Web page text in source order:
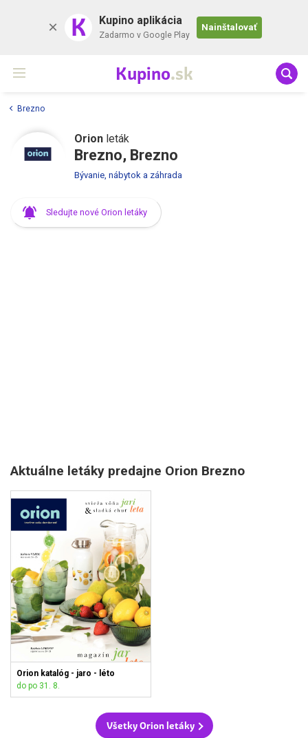
K Kupino aplikácia
Zadarmo v Google Play
Nainštalovať
Kupino.sk
Brezno
Orion leták
Brezno, Brezno
Bývanie, nábytok a záhrada
Sledujte nové Orion letáky
Aktuálne letáky predajne Orion Brezno
Orion katalóg - jaro - léto
do po 31. 8.
Všetky Orion letáky